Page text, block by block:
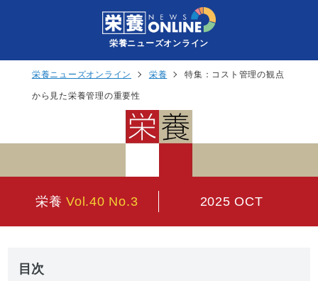
栄養ニューズオンライン
栄養ニューズオンライン 栄養 特集：コスト管理の観点
から見た栄養管理の重要性
栄養 Vol.40 No.3 2025 OCT
目次